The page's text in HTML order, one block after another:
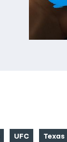
UFC Texas